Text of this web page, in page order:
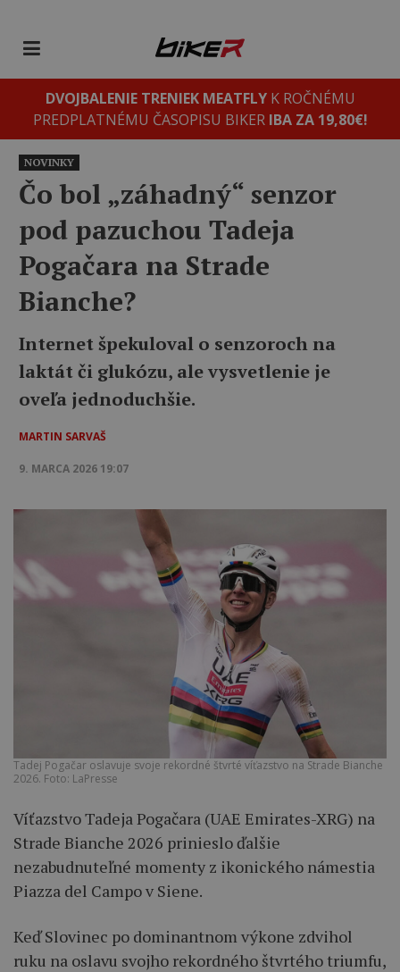
DVOJBALENIE TRENIEK MEATFLYK ROČNÉMU
PREDPLATNÉMU ČASOPISU BIKER IBA ZA 19,80€!
NOVINKY
Čo bol „záhadný“ senzor
pod pazuchou Tadeja
Pogačara na Strade
Bianche?
Internet špekuloval o senzoroch na
laktát či glukózu, ale vysvetlenie je
oveľa jednoduchšie.
MARTIN SARVAŠ
9. MARCA 2026 19:07
Tadej Pogačar oslavuje svoje rekordné štvrté víťazstvo na Strade Bianche
2026. Foto: LaPresse
Víťazstvo Tadeja Pogačara (UAE Emirates-XRG) na
Strade Bianche 2026 prinieslo ďalšie
nezabudnuteľné momenty z ikonického námestia
Piazza del Campo v Siene.
Keď Slovinec po dominantnom výkone zdvihol
ruku na oslavu svojho rekordného štvrtého triumfu,